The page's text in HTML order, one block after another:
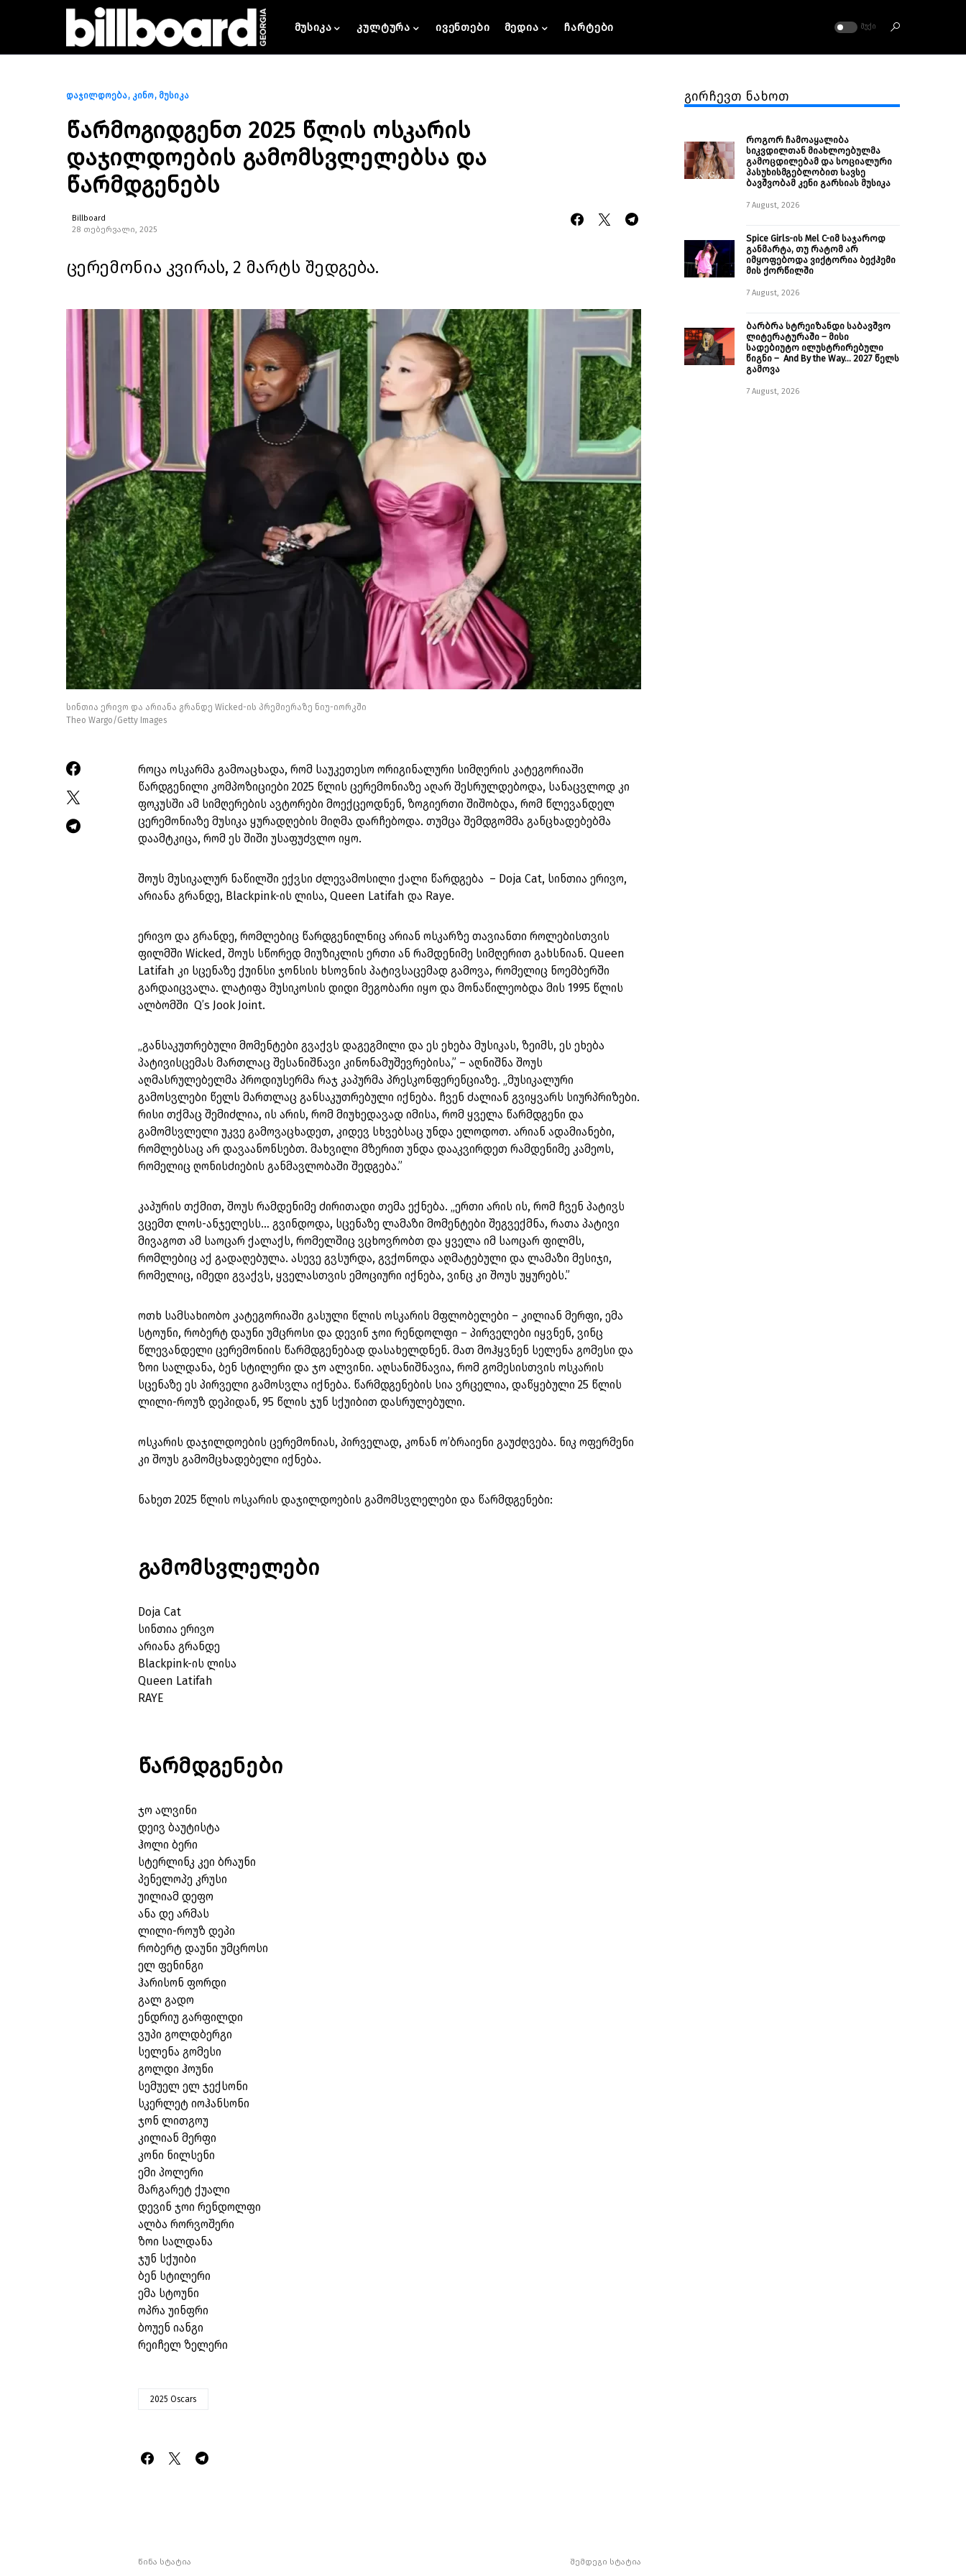
მუსიკა კულტურა ივენთები მედია ჩარტები ᲛᲣᲥᲘ
დაჯილდოება კინო მუსიკა
წარმოგიდგენთ 2025 წლის ოსკარის
დაჯილდოების გამომსვლელებსა და
წარმდგენებს
Billboard
28 თებერვალი, 2025
ცერემონია კვირას, 2 მარტს შედგება.
სინთია ერივო და არიანა გრანდე Wicked-ის პრემიერაზე ნიუ-იორკში
Theo Wargo/Getty Images
როცა ოსკარმა გამოაცხადა, რომ საუკეთესო ორიგინალური სიმღერის კატეგორიაში
წარდგენილი კომპოზიციები 2025 წლის ცერემონიაზე აღარ შესრულდებოდა, სანაცვლოდ კი
ფოკუსში ამ სიმღერების ავტორები მოექცეოდნენ, ზოგიერთი შიშობდა, რომ წლევანდელ
ცერემონიაზე მუსიკა ყურადღების მიღმა დარჩებოდა. თუმცა შემდგომმა განცხადებებმა
დაამტკიცა, რომ ეს შიში უსაფუძვლო იყო.
შოუს მუსიკალურ ნაწილში ექვსი ძლევამოსილი ქალი წარდგება – Doja Cat, სინთია ერივო,
არიანა გრანდე, Blackpink-ის ლისა, Queen Latifah და Raye.
ერივო და გრანდე, რომლებიც წარდგენილნიც არიან ოსკარზე თავიანთი როლებისთვის
ფილმში Wicked, შოუს სწორედ მიუზიკლის ერთი ან რამდენიმე სიმღერით გახსნიან. Queen
Latifah კი სცენაზე ქუინსი ჯონსის ხსოვნის პატივსაცემად გამოვა, რომელიც ნოემბერში
გარდაიცვალა. ლატიფა მუსიკოსის დიდი მეგობარი იყო და მონაწილეობდა მის 1995 წლის
ალბომში Q’s Jook Joint.
„განსაკუთრებული მომენტები გვაქვს დაგეგმილი და ეს ეხება მუსიკას, ზეიმს, ეს ეხება
პატივისცემას მართლაც შესანიშნავი კინონამუშევრებისა,” – აღნიშნა შოუს
აღმასრულებელმა პროდიუსერმა რაჯ კაპურმა პრესკონფერენციაზე. „მუსიკალური
გამოსვლები წელს მართლაც განსაკუთრებული იქნება. ჩვენ ძალიან გვიყვარს სიურპრიზები.
რისი თქმაც შემიძლია, ის არის, რომ მიუხედავად იმისა, რომ ყველა წარმდგენი და
გამომსვლელი უკვე გამოვაცხადეთ, კიდევ სხვებსაც უნდა ელოდოთ. არიან ადამიანები,
რომლებსაც არ დავაანონსებთ. მახვილი მზერით უნდა დააკვირდეთ რამდენიმე კამეოს,
რომელიც ღონისძიების განმავლობაში შედგება.”
კაპურის თქმით, შოუს რამდენიმე ძირითადი თემა ექნება. „ერთი არის ის, რომ ჩვენ პატივს
ვცემთ ლოს-ანჯელესს… გვინდოდა, სცენაზე ლამაზი მომენტები შეგვექმნა, რათა პატივი
მივაგოთ ამ საოცარ ქალაქს, რომელშიც ვცხოვრობთ და ყველა იმ საოცარ ფილმს,
რომლებიც აქ გადაღებულა. ასევე გვსურდა, გვქონოდა აღმატებული და ლამაზი მესიჯი,
რომელიც, იმედი გვაქვს, ყველასთვის ემოციური იქნება, ვინც კი შოუს უყურებს.”
ოთხ სამსახიობო კატეგორიაში გასული წლის ოსკარის მფლობელები – კილიან მერფი, ემა
სტოუნი, რობერტ დაუნი უმცროსი და დევინ ჯოი რენდოლფი – პირველები იყვნენ, ვინც
წლევანდელი ცერემონიის წარმდგენებად დასახელდნენ. მათ მოჰყვნენ სელენა გომესი და
ზოი სალდანა, ბენ სტილერი და ჯო ალვინი. აღსანიშნავია, რომ გომესისთვის ოსკარის
სცენაზე ეს პირველი გამოსვლა იქნება. წარმდგენების სია ვრცელია, დაწყებული 25 წლის
ლილი-როუზ დეპიდან, 95 წლის ჯუნ სქუიბით დასრულებული.
ოსკარის დაჯილდოების ცერემონიას, პირველად, კონან ო’ბრაიენი გაუძღვება. ნიკ ოფერმენი
კი შოუს გამომცხადებელი იქნება.
ნახეთ 2025 წლის ოსკარის დაჯილდოების გამომსვლელები და წარმდგენები:
გამომსვლელები
Doja Cat
სინთია ერივო
არიანა გრანდე
Blackpink-ის ლისა
Queen Latifah
RAYE
წარმდგენები
ჯო ალვინი
დეივ ბაუტისტა
ჰოლი ბერი
სტერლინკ კეი ბრაუნი
პენელოპე კრუსი
უილიამ დეფო
ანა დე არმას
ლილი-როუზ დეპი
რობერტ დაუნი უმცროსი
ელ ფენინგი
ჰარისონ ფორდი
გალ გადო
ენდრიუ გარფილდი
ვუპი გოლდბერგი
სელენა გომესი
გოლდი ჰოუნი
სემუელ ელ ჯექსონი
სკერლეტ იოჰანსონი
ჯონ ლითგოუ
კილიან მერფი
კონი ნილსენი
ემი პოლერი
მარგარეტ ქუალი
დევინ ჯოი რენდოლფი
ალბა რორვოშერი
ზოი სალდანა
ჯუნ სქუიბი
ბენ სტილერი
ემა სტოუნი
ოპრა უინფრი
ბოუენ იანგი
რეიჩელ ზელერი
2025 Oscars
წინა სტატია შემდეგი სტატია
გირჩევთ ნახოთ
როგორ ჩამოაყალიბა
სიკვდილთან მიახლოებულმა
გამოცდილებამ და სოციალური
პასუხისმგებლობით სავსე
ბავშვობამ კენი გარსიას მუსიკა
7 August, 2026
Spice Girls-ის Mel C-იმ საჯაროდ
განმარტა, თუ რატომ არ
იმყოფებოდა ვიქტორია ბექჰემი
მის ქორწილში
7 August, 2026
ბარბრა სტრეიზანდი საბავშვო
ლიტერატურაში – მისი
სადებიუტო ილუსტრირებული
წიგნი – And By the Way… 2027 წელს
გამოვა
7 August, 2026